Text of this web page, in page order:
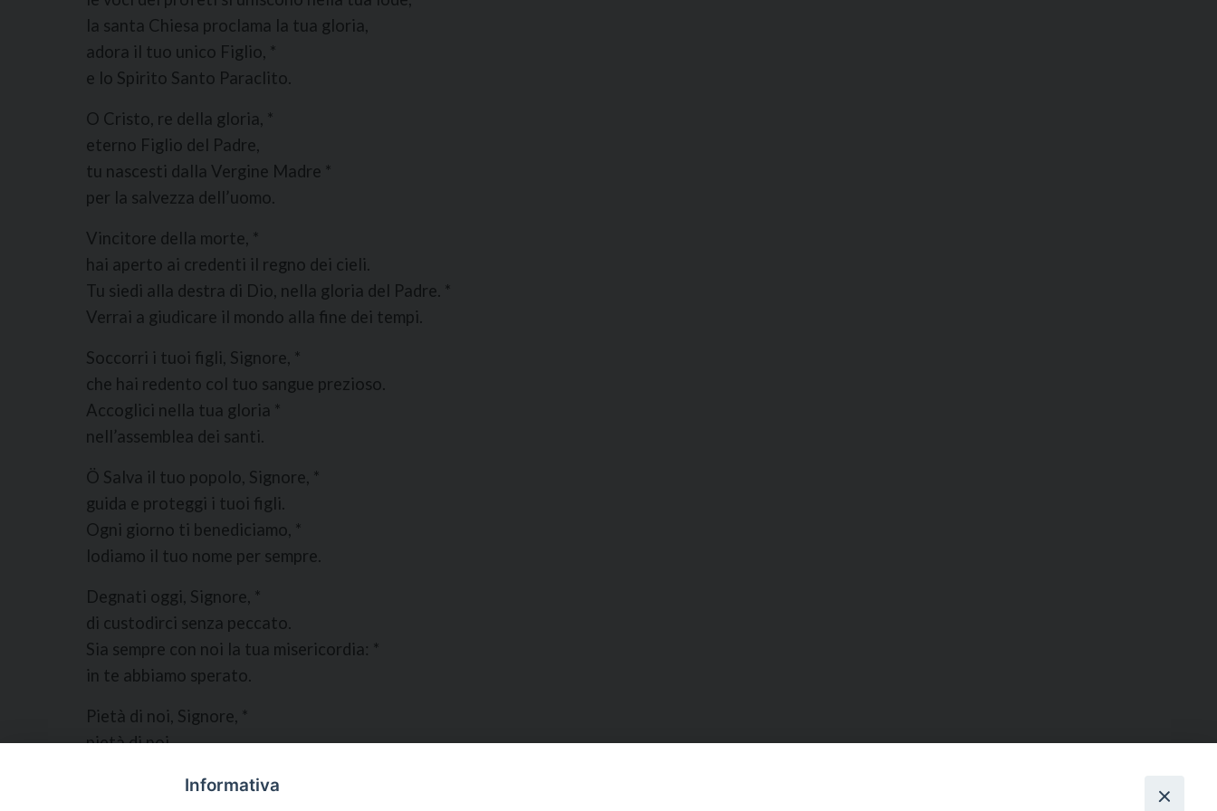
la santa Chiesa proclama la tua gloria,
adora il tuo unico Figlio, *
e lo Spirito Santo Paraclito.
O Cristo, re della gloria, *
eterno Figlio del Padre,
tu nascesti dalla Vergine Madre *
per la salvezza dell’uomo.
Vincitore della morte, *
hai aperto ai credenti il regno dei cieli.
Tu siedi alla destra di Dio, nella gloria del Padre. *
Verrai a giudicare il mondo alla fine dei tempi.
Soccorri i tuoi figli, Signore, *
che hai redento col tuo sangue prezioso.
Accoglici nella tua gloria *
nell’assemblea dei santi.
Ö Salva il tuo popolo, Signore, *
guida e proteggi i tuoi figli.
Ogni giorno ti benediciamo, *
lodiamo il tuo nome per sempre.
Degnati oggi, Signore, *
di custodirci senza peccato.
Sia sempre con noi la tua misericordia: *
in te abbiamo sperato.
Pietà di noi, Signore, *
pietà di noi.
non saremo confusi in eterno.
Informativa